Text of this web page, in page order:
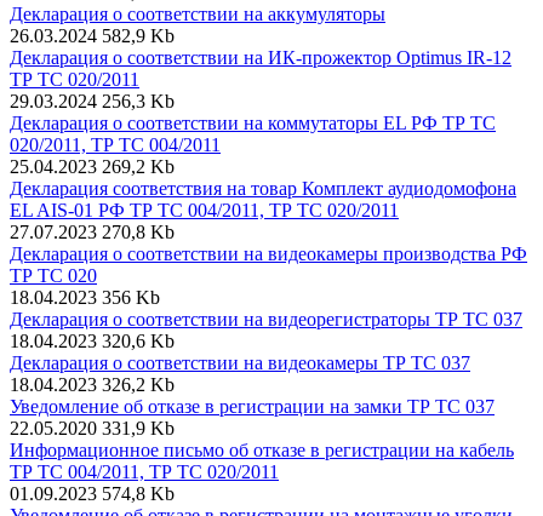
Декларация о соответствии на аккумуляторы
26.03.2024 582,9 Kb
Декларация о соответствии на ИК-прожектор Optimus IR-12
ТР ТС 020/2011
29.03.2024 256,3 Kb
Декларация о соответствии на коммутаторы EL РФ ТР ТС
020/2011, ТР ТС 004/2011
25.04.2023 269,2 Kb
Декларация соответствия на товар Комплект аудиодомофона
EL AIS-01 РФ ТР ТС 004/2011, ТР ТС 020/2011
27.07.2023 270,8 Kb
Декларация о соответствии на видеокамеры производства РФ
ТР ТС 020
18.04.2023 356 Kb
Декларация о соответствии на видеорегистраторы ТР ТС 037
18.04.2023 320,6 Kb
Декларация о соответствии на видеокамеры ТР ТС 037
18.04.2023 326,2 Kb
Уведомление об отказе в регистрации на замки ТР ТС 037
22.05.2020 331,9 Kb
Информационное письмо об отказе в регистрации на кабель
ТР ТС 004/2011, ТР ТС 020/2011
01.09.2023 574,8 Kb